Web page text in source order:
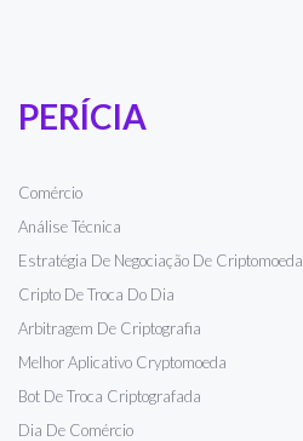
PERÍCIA
Comércio
Análise Técnica
Estratégia De Negociação De Criptomoeda
Cripto De Troca Do Dia
Arbitragem De Criptografia
Melhor Aplicativo Cryptomoeda
Bot De Troca Criptografada
Dia De Comércio